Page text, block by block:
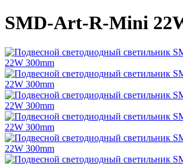
SMD-Art-R-Mini